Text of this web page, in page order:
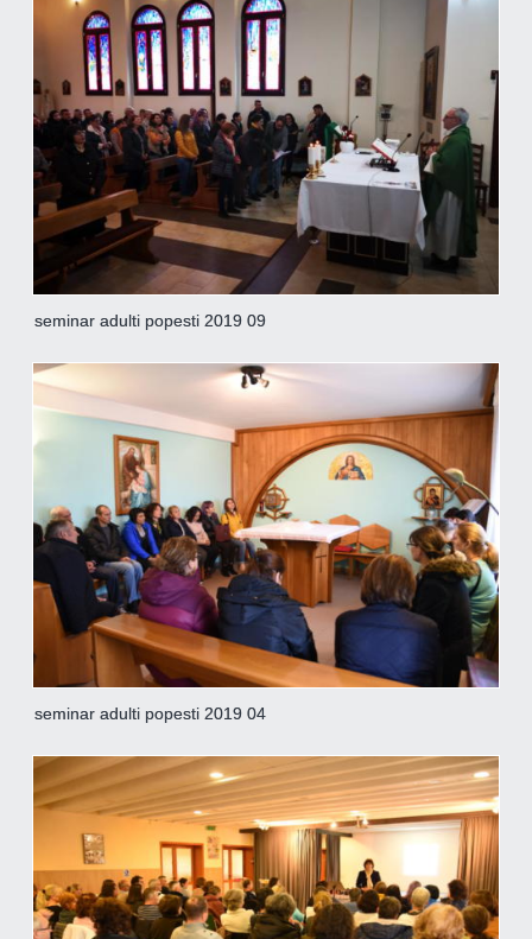
seminar adulti popesti 2019 09
seminar adulti popesti 2019 04